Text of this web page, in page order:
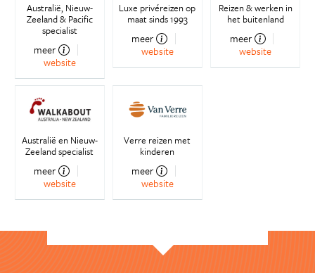
Australië, Nieuw-
Zeeland & Pacific
specialist
meer
website
Luxe privéreizen op
maat sinds 1993
meer
website
Reizen & werken in
het buitenland
meer
website
Australië en Nieuw-
Zeeland specialist
meer
website
Verre reizen met
kinderen
meer
website